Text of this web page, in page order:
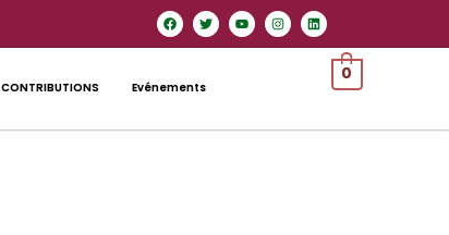
CONTRIBUTIONS Evénements
0